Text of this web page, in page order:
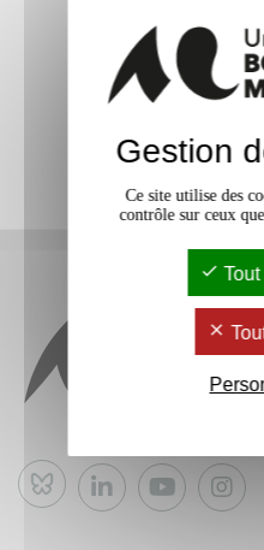
Bluesky
Gestion
Ce site utilise des
contrôle sur ceux